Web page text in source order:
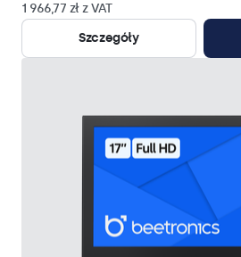
1 966,77 zł z VAT
Szczegóły